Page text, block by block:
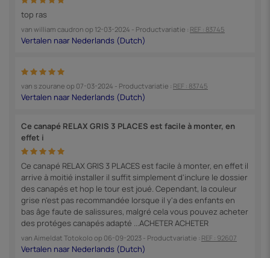
top ras
van william caudron op 12-03-2024 - Productvariatie : REF : 83745
van s zourane op 07-03-2024 - Productvariatie : REF : 83745
Ce canapé RELAX GRIS 3 PLACES est facile à monter, en
effet i
Ce canapé RELAX GRIS 3 PLACES est facile à monter, en effet il
arrive à moitié installer il suffit simplement d'inclure le dossier
des canapés et hop le tour est joué. Cependant, la couleur
grise n'est pas recommandée lorsque il y'a des enfants en
bas âge faute de salissures, malgré cela vous pouvez acheter
des protéges canapés adapté ...ACHETER ACHETER
van Aimeldat Totokolo op 06-09-2023 - Productvariatie : REF : 92607